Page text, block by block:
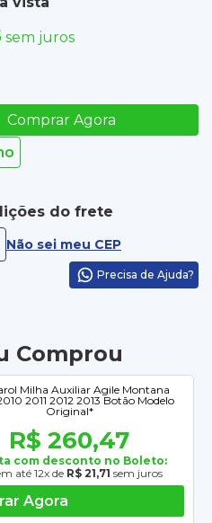
sem juros
Comprar Agora
do frete
Não sei meu CEP
Precisa de Ajuda?
Comprou
Milha Auxiliar Agile Montana
2011 2012 2013 Botão Modelo
Original*
R$ 260,47
com desconto no Boleto:
até 12x de R$ 21,71 sem juros
Agora